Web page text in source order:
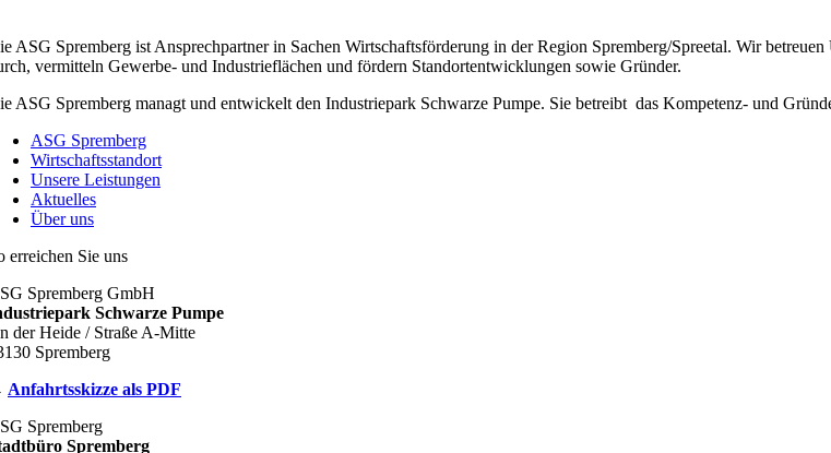
ASG Spremberg ist Ansprechpartner in Sachen Wirtschaftsförderung in der Region Spremberg/Spreetal. Wir
vermitteln Gewerbe- und Industrieflächen und fördern Standortentwicklungen sowie Gründer.
ASG Spremberg managt und entwickelt den Industriepark Schwarze Pumpe. Sie betreibt das Kompetenz- und
ASG Spremberg
Wirtschaftsstandort
Unsere Leistungen
Aktuelles
Über uns
erreichen Sie uns
Spremberg GmbH
Schwarze Pumpe
der Heide / Straße A-Mitte
Spremberg
Anfahrtsskizze als PDF
Spremberg
Spremberg